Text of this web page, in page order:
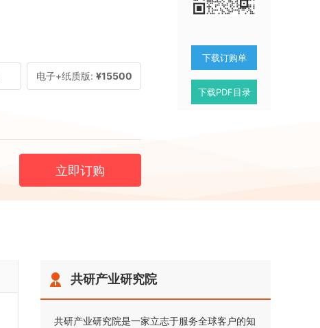
电子+纸质版: ¥15500
立即订购
下载订购单
下载PDF目录
共研产业研究院
共研产业研究院是一家立志于服务全球客户的知